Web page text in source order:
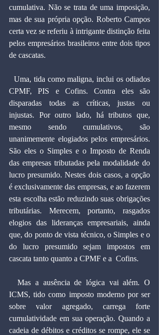
cumulativa. Não se trata de uma imposição,
mas de sua própria opção. Roberto Campos
certa vez se referiu à intrigante distinção feita
pelos empresários brasileiros entre dois tipos
de cascatas.
CPMF, PIS e Cofins. Contra eles são
disparadas todas as críticas, justas ou
injustas. Por outro lado, há tributos que,
mesmo sendo cumulativos, são
unanimemente elogiados pelos empresários.
São eles o Simples e o Imposto de Renda
das empresas tributadas pela modalidade do
lucro presumido. Nestes dois casos, a opção
é exclusivamente das empresas, e ao fazerem
esta escolha estão reduzindo suas obrigações
tributárias. Merecem, portanto, rasgados
elogios das lideranças empresariais, ainda
que, do ponto de vista técnico, o Simples e o
do lucro presumido sejam impostos em
cascata tanto quanto a CPMF e a  Cofins.
  Mas a ausência de lógica vai além. O
ICMS, tido como imposto moderno por ser
sobre valor agregado, carrega forte
cumulatividade em sua operação. Quando a
cadeia de débitos e créditos se rompe, ele se